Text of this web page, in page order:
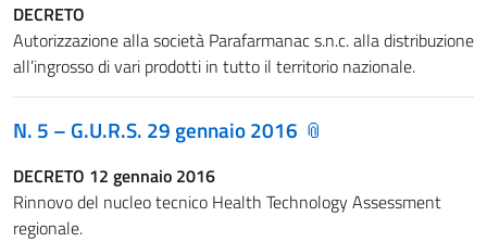
DECRETO
Autorizzazione alla società Parafarmanac s.n.c. alla distribuzione
all’ingrosso di vari prodotti in tutto il territorio nazionale.
N. 5 – G.U.R.S. 29 gennaio 2016
DECRETO 12 gennaio 2016
Rinnovo del nucleo tecnico Health Technology Assessment
regionale.